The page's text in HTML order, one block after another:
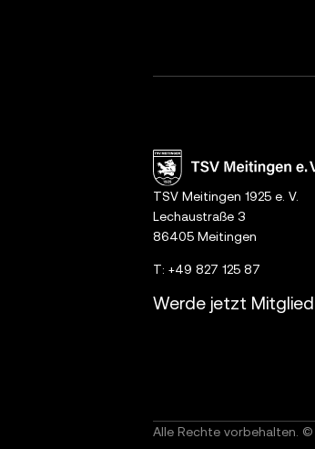
TSV Meitingen 1925 e. V.
Lechaustraße 3
86405 Meitingen
T: +49 827 125 87
Werde jetzt
Alle Rechte vorbehalten. ©